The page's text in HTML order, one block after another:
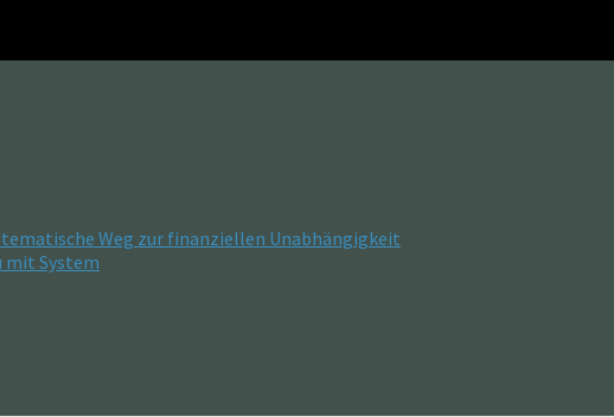
Weg zur finanziellen Unabhängigkeit
mit System